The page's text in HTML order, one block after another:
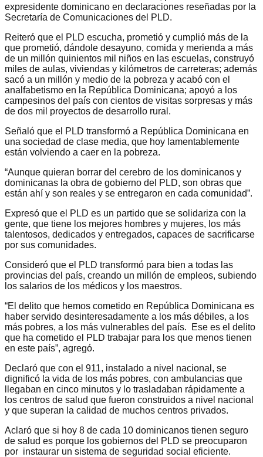
expresidente dominicano en declaraciones reseñadas por la
Secretaría de Comunicaciones del PLD.
Reiteró que el PLD escucha, prometió y cumplió más de la
que prometió, dándole desayuno, comida y merienda a más
de un millón quinientos mil niños en las escuelas, construyó
miles de aulas, viviendas y kilómetros de carreteras; además
sacó a un millón y medio de la pobreza y acabó con el
analfabetismo en la República Dominicana; apoyó a los
campesinos del país con cientos de visitas sorpresas y más
de dos mil proyectos de desarrollo rural.
Señaló que el PLD transformó a República Dominicana en
una sociedad de clase media, que hoy lamentablemente
están volviendo a caer en la pobreza.
“Aunque quieran borrar del cerebro de los dominicanos y
dominicanas la obra de gobierno del PLD, son obras que
están ahí y son reales y se entregaron en cada comunidad”.
Expresó que el PLD es un partido que se solidariza con la
gente, que tiene los mejores hombres y mujeres, los más
talentosos, dedicados y entregados, capaces de sacrificarse
por sus comunidades.
Consideró que el PLD transformó para bien a todas las
provincias del país, creando un millón de empleos, subiendo
los salarios de los médicos y los maestros.
“El delito que hemos cometido en República Dominicana es
haber servido desinteresadamente a los más débiles, a los
más pobres, a los más vulnerables del país. Ese es el delito
que ha cometido el PLD trabajar para los que menos tienen
en este país”, agregó.
Declaró que con el 911, instalado a nivel nacional, se
dignificó la vida de los más pobres, con ambulancias que
llegaban en cinco minutos y lo trasladaban rápidamente a
los centros de salud que fueron construidos a nivel nacional
y que superan la calidad de muchos centros privados.
Aclaró que si hoy 8 de cada 10 dominicanos tienen seguro
de salud es porque los gobiernos del PLD se preocuparon
por instaurar un sistema de seguridad social eficiente.